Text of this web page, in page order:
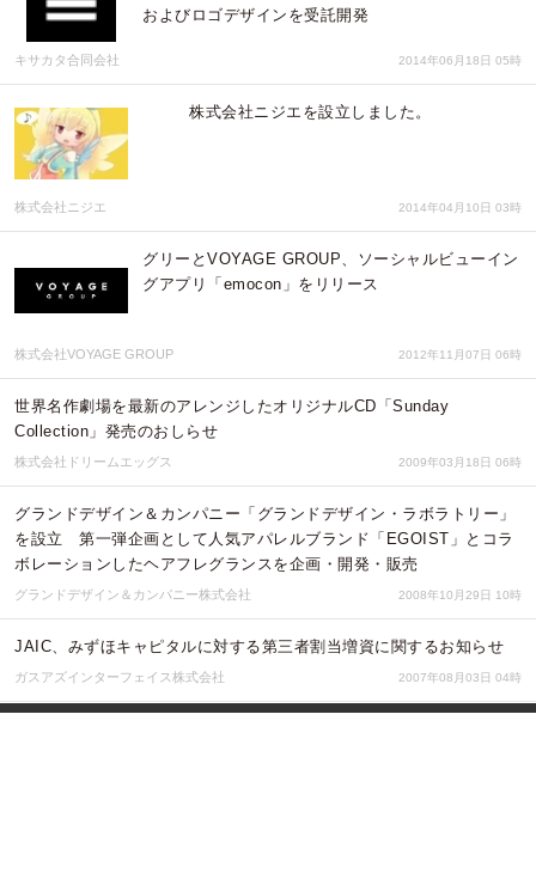
およびロゴデザインを受託開発
キサカタ合同会社 2014年06月18日 05時
株式会社ニジエを設立しました。
株式会社ニジエ 2014年04月10日 03時
グリーとVOYAGE GROUP、ソーシャルビューイン
グアプリ「emocon」をリリース
株式会社VOYAGE GROUP 2012年11月07日 06時
世界名作劇場を最新のアレンジしたオリジナルCD「Sunday
Collection」発売のおしらせ
株式会社ドリームエッグス 2009年03月18日 06時
グランドデザイン＆カンパニー「グランドデザイン・ラボラトリー」
を設立 第一弾企画として人気アパレルブランド「EGOIST」とコラ
ボレーションしたヘアフレグランスを企画・開発・販売
グランドデザイン＆カンパニー株式会社 2008年10月29日 10時
JAIC、みずほキャピタルに対する第三者割当増資に関するお知らせ
ガスアズインターフェイス株式会社 2007年08月03日 04時